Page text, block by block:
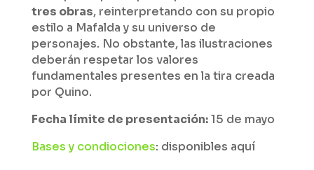
tres obras, reinterpretando con su propio
estilo a Mafalda y su universo de
personajes. No obstante, las ilustraciones
deberán respetar los valores
fundamentales presentes en la tira creada
por Quino.
Fecha límite de presentación:15 de mayo
Bases y condiociones: disponibles aquí